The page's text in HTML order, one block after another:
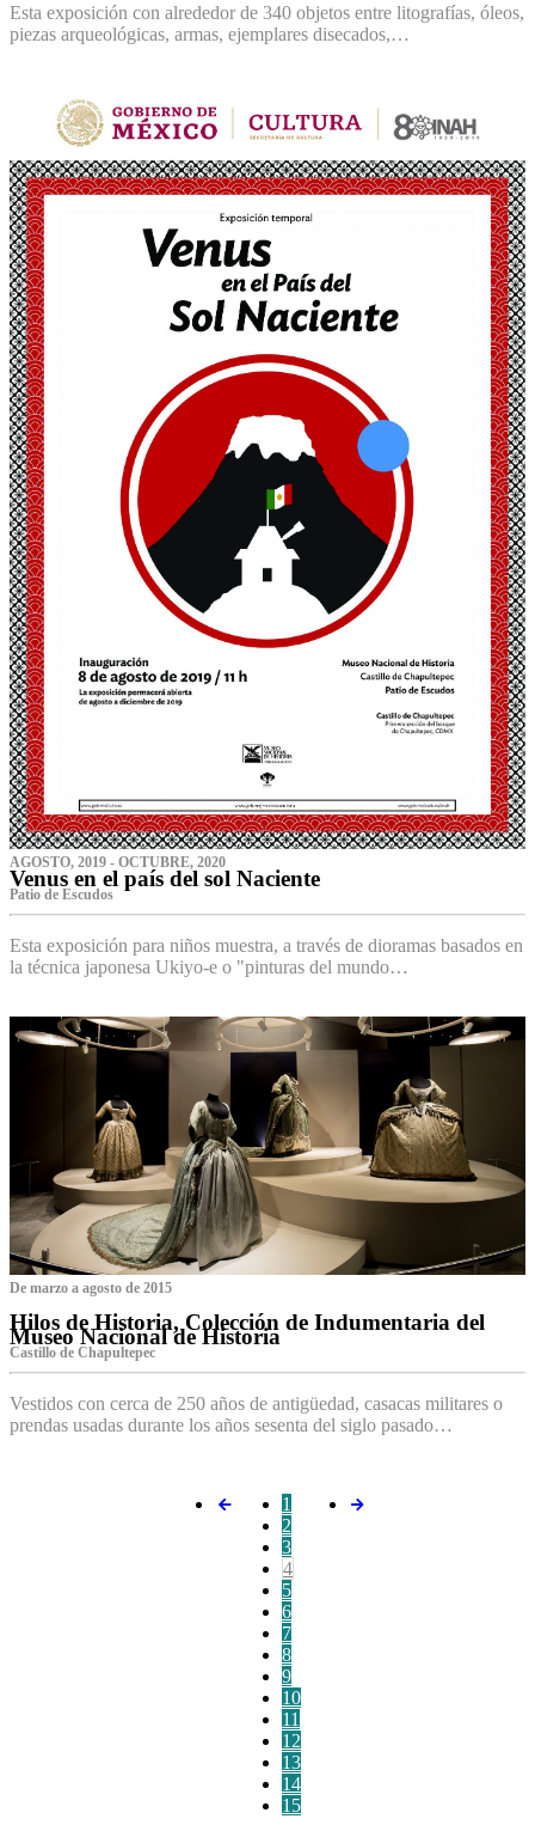
Esta exposición con alrededor de 340 objetos entre litografías, óleos,
piezas arqueológicas, armas, ejemplares disecados,…
AGOSTO, 2019 - OCTUBRE, 2020
Venus en el país del sol Naciente
P‌atio de Escudos
Esta exposición para niños muestra, a través de dioramas basados en
la técnica japonesa Ukiyo-e o "pinturas del mundo…
De marzo a agosto de 2015
Hilos de Historia, Colección de Indumentaria del
Museo Nacional de Historia
Castillo de Chapultepec
Vestidos con cerca de 250 años de antigüedad, casacas militares o
prendas usadas durante los años sesenta del siglo pasado…
1
2
3
4
5
6
7
8
9
10
11
12
13
14
15